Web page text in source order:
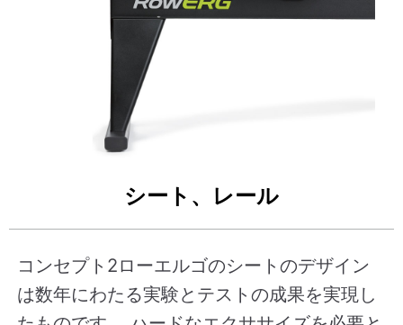
シート、レール
コンセプト2ローエルゴのシートのデザイン
は数年にわたる実験とテストの成果を実現し